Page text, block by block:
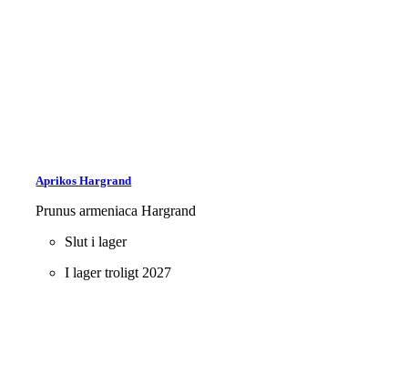
Aprikos Hargrand
Prunus armeniaca Hargrand
Slut i lager
I lager troligt 2027